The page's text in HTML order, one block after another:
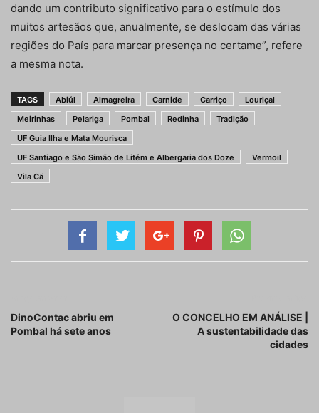
dando um contributo significativo para o estímulo dos
muitos artesãos que, anualmente, se deslocam das várias
regiões do País para marcar presença no certame”, refere
a mesma nota.
TAGS Abiúl Almagreira Carnide Carriço
Louriçal
Meirinhas
Pelariga Pombal Redinha
Tradição
UF Guia Ilha e Mata Mourisca
UF Santiago e São Simão de Litém e Albergaria dos Doze
Vermoil
Vila Cã
DinoContac abriu em
Pombal há sete anos
O CONCELHO EM ANÁLISE |
A sustentabilidade das
cidades